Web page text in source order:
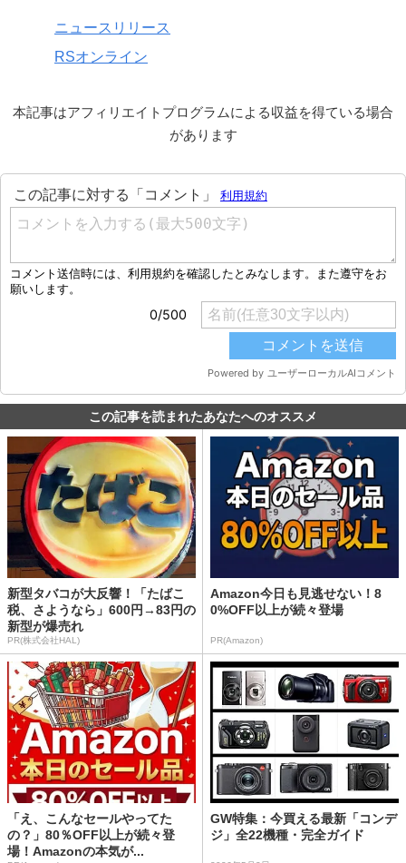
ニュースリリース
RSオンライン
本記事はアフィリエイトプログラムによる収益を得ている場合
があります
この記事を読まれたあなたへのオススメ
新型タバコが大反響！「たばこ
税、さようなら」600円→83円の
新型が爆売れ
PR(株式会社HAL)
Amazon今日も見逃せない！8
0%OFF以上が続々登場
PR(Amazon)
「え、こんなセールやってた
の？」80％OFF以上が続々登
場！Amazonの本気が...
GW特集：今買える最新「コンデ
ジ」全22機種・完全ガイド